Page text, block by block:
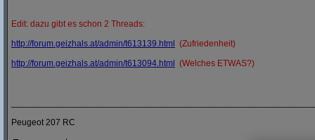
Edit: dazu gibt es schon 2 Threads:
http://forum.geizhals.at/admin/t613139.html
(Zufriedenheit)
http://forum.geizhals.at/admin/t613094.html (Welches ETWAS?)
Peugeot 207 RC